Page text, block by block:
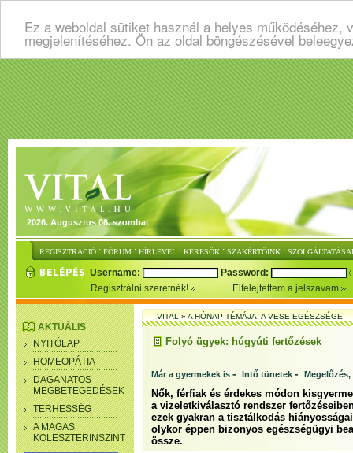
Ez a weboldal sütiket használ a helyes
megjelenítéséhez. Ön az oldal böngészésével
2026. Augusztus 08. szombat
REGISZTRÁCIÓ : FÓRUM : HÍRLEVÉL : KERESŐK : SZAKÉRTŐINK :
Username:
Password:
Regisztrálni szeretnék!
Elfelejtettem a jelszavam
AKTUÁLIS
NYITÓLAP
HOMEOPÁTIA
DAGANATOS
MEGBETEGEDÉSEK
TERHESSÉG
A MAGAS
KOLESZTERINSZINT
VITAL»A HÓNAP TÉMÁJA: A VESE EGÉSZSÉGE
Folyó ügyek: húgyúti fertőzések
Már a gyermekek is - Intő tünetek -
Nők, férfiak és érdekes módon
a vizeletkiválasztó rendszer
ezek gyakran a tisztálkodás
olykor éppen bizonyos egészségügyi
össze.